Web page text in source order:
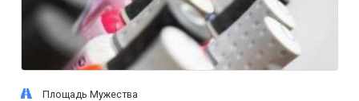
Площадь Мужества